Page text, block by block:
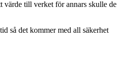
värde till verket för annars skulle de
så det kommer med all säkerhet